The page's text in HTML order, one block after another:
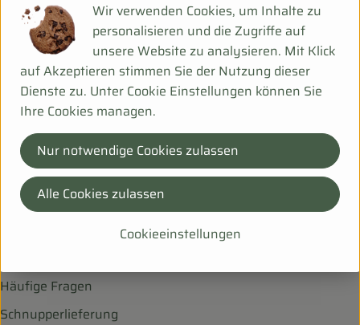
Herkunft
Deu
Bei Fragen helfen wir Dir gerne weiter!
Hanfsack 50b,
99198 Ollendorf
036203 253534
info@biohof-scharf.de
Häufige Fragen
Schnupperlieferung
Wir verwenden Cookies, um Inhalte zu
personalisieren und die Zugriffe auf
unsere Website zu analysieren. Mit Klick
auf Akzeptieren stimmen Sie der Nutzung dieser
Dienste zu. Unter Cookie Einstellungen können Sie
Ihre Cookies managen.
Cookieeinstellungen
Nur notwendige Cookies zulassen
Alle Cookies zulassen